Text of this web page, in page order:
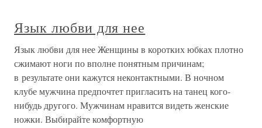
Язык любви для нее
Язык любви для нее Женщины в коротких юбках плотно
сжимают ноги по вполне понятным причинам;
в результате они кажутся неконтактными. В ночном
клубе мужчина предпочтет пригласить на танец кого-
нибудь другого. Мужчинам нравится видеть женские
ножки. Выбирайте комфортную